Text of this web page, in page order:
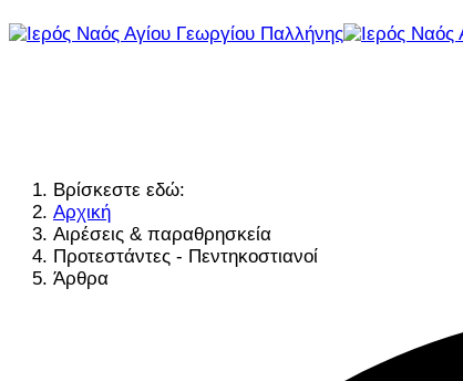
Βρίσκεστε εδώ:
Αρχική
Αιρέσεις & παραθρησκεία
Προτεστάντες - Πεντηκοστιανοί
Άρθρα